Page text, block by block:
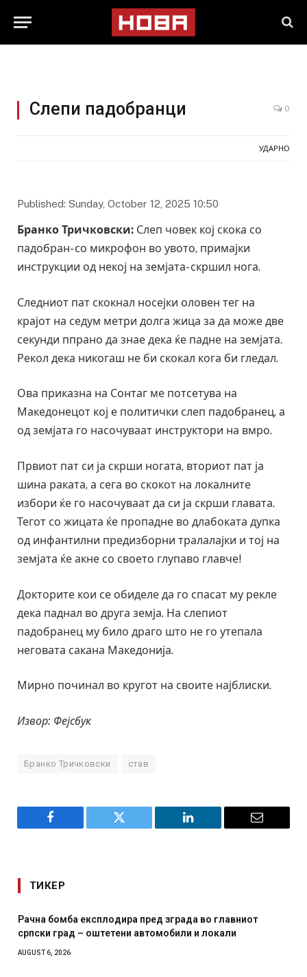
Слепи падобранци 0
УДАРНО
Published: Sunday, October 12, 2025 10:50
Бранко Тричковски: Слеп човек кој скока со
падобран- со микрофон во увото, примајки
инструкции од некој на земјата- скршил нога.
Следниот пат скокнал носејки оловен тег на
крајот на седум метри долга жица за да може две
секунди ппрано да знае дека ќе падне на земјата.
Рекол дека никогаш не би скокал кога би гледал.
Ова приказна на Сонтаг ме потсетува на
Македонецот кој е политички слеп падобранец, а
од земјата го насочуваат инструктори на вмро.
Првиот пат си ја скрши ногата, вториот пат ја
шина раката, а сега во скокот на локалните
избори ќе го насочуваат да си ја скрши главата.
Тегот со жицата ќе пропадне во длабоката дупка
од инфантилни предизборни тралалајки и тој на
земјата ќе акне со своето глупаво главче!
Докторите кои се обиделе да го спасат му рекле
дека паднал во друга земја. На слепиот
падобранец му било драго што не го утепала
неговата сакана Македонија.
Мирно починал во кругот на своите најблиски.
Извор: Фејсбук
Бранко Тричковски став
Facebook Twitter LinkedIn Email
ТИКЕР
пред зграда во главниот
автомобили и локали
И Данска се
месечна воена